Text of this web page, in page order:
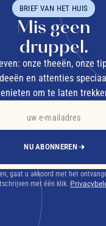
BRIEF VAN HET HUIS
Mis geen
druppel.
onze theeën, onze
en attenties
om te laten
NU ABONNEREN
gaat u akkoord met het
met één klik.